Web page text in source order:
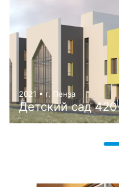
2021 • г. Пенза
Детский сад